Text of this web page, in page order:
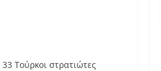
Τούρκοι στρατιώτες